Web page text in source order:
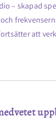
– skapad
att